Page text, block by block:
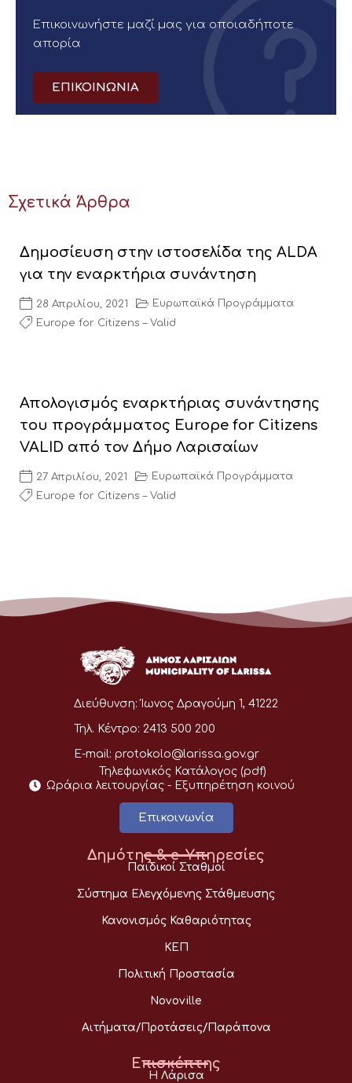
Επικοινωνήστε μαζί μας για οποιαδήποτε
απορία
ΕΠΙΚΟΙΝΩΝΙΑ
Σχετικά Άρθρα
Δημοσίευση στην ιστοσελίδα της ALDA
για την εναρκτήρια συνάντηση
28 Απριλίου, 2021
Ευρωπαϊκά Προγράμματα
Europe for Citizens – Valid
Απολογισμός εναρκτήριας συνάντησης
του προγράμματος Europe for Citizens
VALID από τον Δήμο Λαρισαίων
27 Απριλίου, 2021
Ευρωπαϊκά Προγράμματα
Europe for Citizens – Valid
Διεύθυνση: Ίωνος Δραγούμη 1, 41222
Τηλ. Κέντρο: 2413 500 200
E-mail: protokolo@larissa.gov.gr
Τηλεφωνικός Κατάλογος (pdf)
Ωράρια λειτουργίας - Eξυπηρέτηση κοινού
Επικοινωνία
Δημότης & e-Υπηρεσίες
Παιδικοί Σταθμοί
Σύστημα Ελεγχόμενης Στάθμευσης
Κανονισμός Καθαριότητας
ΚΕΠ
Πολιτική Προστασία
Novoville
Αιτήματα/Προτάσεις/Παράπονα
Επισκέπτης
Η Λάρισα